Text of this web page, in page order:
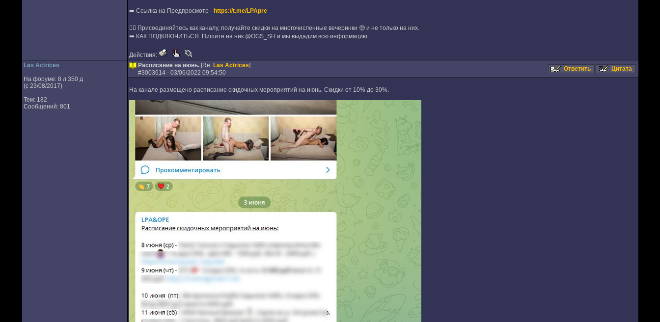
➡️ Ссылка на Предпросмотр - https://t.me/LPApre
✍🏻 Присоединяйтесь как каналу, получайте скидки на многочисленные вечеринки 🤑 и не только на них.
➡️ КАК ПОДКЛЮЧИТЬСЯ. Пишите на ник @OGS_SH и мы выдадим всю информацию.
Действия:
Las Actrices
На форуме: 8 л 350 д
(с 23/08/2017)
Тем: 182
Сообщений: 801
Расписание на июнь. [Re: Las Actrices]
#3003614- 03/06/2022 09:54:50
Ответить Цитата
На канале размещено расписание скидочных мероприятий на июнь. Скидки от 10% до 30%.